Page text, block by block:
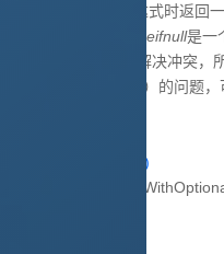
会在你试图输入表达式时返回
valueifnull是一
于SQL Server无法解决冲突，
为了解决上例（图E）的问题
IsNull(Region, 'N/A')
结果与图B相同（在